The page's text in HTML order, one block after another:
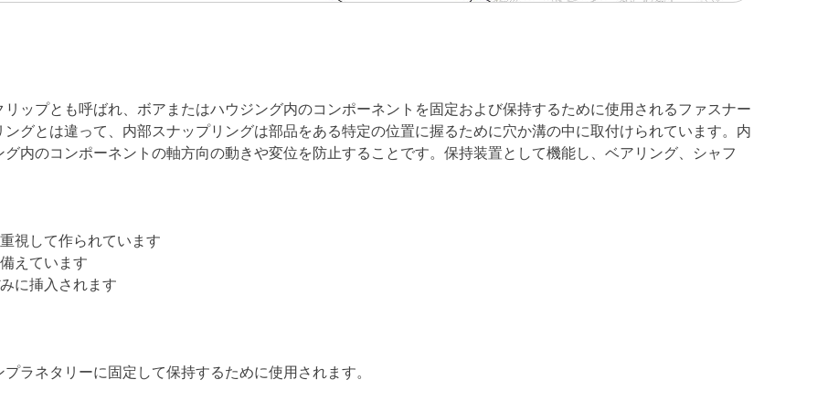
ップとも呼ばれ、ボアまたはハウジング内のコンポーネントを固定および保持するために使用されるファスナー
グとは違って、内部スナップリングは部品をある特定の位置に握るために穴か溝の中に取付けられています。内
内のコンポーネントの軸方向の動きや変位を防止することです。保持装置として機能し、ベアリング、シャフ
視して作られています
えています
に挿入されます
ラネタリーに固定して保持するために使用されます。